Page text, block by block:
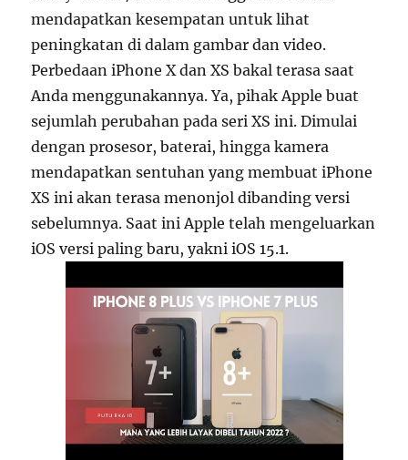
mendapatkan kesempatan untuk lihat
peningkatan di dalam gambar dan video.
Perbedaan iPhone X dan XS bakal terasa saat
Anda menggunakannya. Ya, pihak Apple buat
sejumlah perubahan pada seri XS ini. Dimulai
dengan prosesor, baterai, hingga kamera
mendapatkan sentuhan yang membuat iPhone
XS ini akan terasa menonjol dibanding versi
sebelumnya. Saat ini Apple telah mengeluarkan
iOS versi paling baru, yakni iOS 15.1.